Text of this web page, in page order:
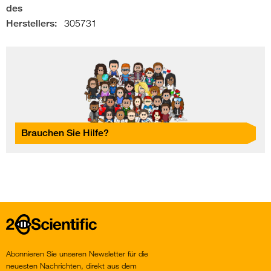
des
Herstellers:
305731
Brauchen Sie Hilfe?
Home
Abonnieren Sie unseren Newsletter für die
neuesten Nachrichten, direkt aus dem